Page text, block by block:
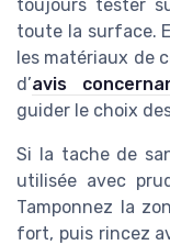
toujours tester
toute la surface.
les matériaux de
d’avis
guider le choix
Si la tache de
utilisée avec
Tamponnez la
fort, puis rincez